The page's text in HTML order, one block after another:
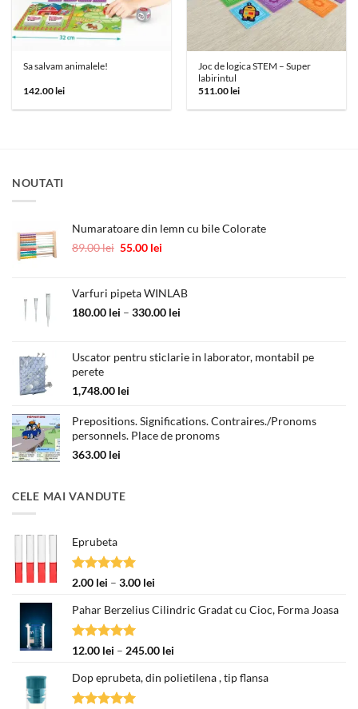
Sa salvam animalele!
142.00lei
Joc de logica STEM – Super
labirintul
511.00lei
NOUTATI
Numaratoare din lemn cu bile Colorate
89.00lei Prețul
fost:
89.00 lei.
55.00 lei
55.00 lei.
Varfuri pipeta WINLAB
180.00 lei – 330.00 lei
180.00 lei
Uscator pentru sticlarie in laborator, montabil pe
perete
1,748.00 lei
Prepositions. Significations. Contraires./Pronoms
personnels. Place de pronoms
363.00 lei
CELE MAI VANDUTE
Eprubeta
Evaluat la
2.00 lei – 3.00 lei
prețuri:
la
3.00 lei
Pahar Berzelius Cilindric Gradat cu Cioc, Forma Joasa
Evaluat la
12.00 lei – 245.00 lei
prețuri:
Dop eprubeta, din polietilena , tip flansa